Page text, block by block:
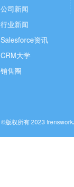
公司新闻
行业新闻
Salesforce资讯
CRM大学
销售圈
©版权所有 2023